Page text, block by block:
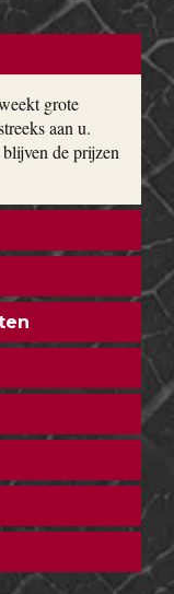
grote
aan u.
de prijzen